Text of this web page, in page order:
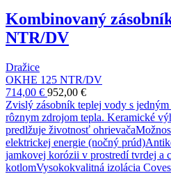
Kombinovaný
NTR/DV
Dražice
OKHE 125 NTR/DV
714,00 € 952,00 €
Zvislý zásobník teplej vody s
rôznym zdrojom tepla. Keramické
predlžuje životnosť
elektrickej energie (nočný
jamkovej korózii v prostredí tvrdej a
kotlomVysokokvalitná izolácia